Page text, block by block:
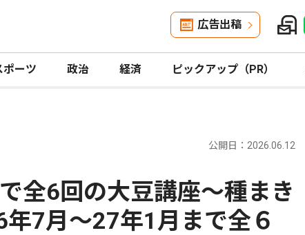
広告出稿
ポーツ 政治 経済 ピックアップ（PR）
公開日：2026.06.12
全6回の大豆講座〜種まき
7月〜27年1月まで全６